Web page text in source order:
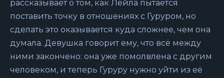
рассказывает о том, как Лейла пытается
поставить точку в отношениях с Гуруром, но
сделать это оказывается куда сложнее, чем она
думала. Девушка говорит ему, что всё между
ними закончено: она уже помолвлена с другим
человеком, и теперь Гуруру нужно уйти из её